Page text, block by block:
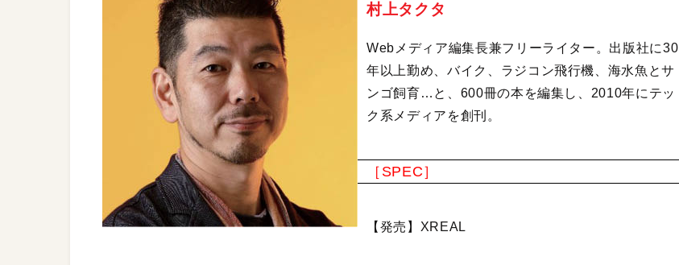
村上タクタ
Webメディア編集長兼フリーライター。出版社に30
年以上勤め、バイク、ラジコン飛行機、海水魚とサ
ンゴ飼育…と、600冊の本を編集し、2010年にテッ
ク系メディアを創刊。
［SPEC］
【発売】XREAL